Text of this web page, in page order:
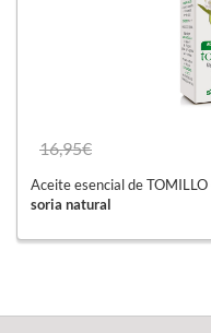
16,95€
Aceite esencial de TOMILLO
soria natural